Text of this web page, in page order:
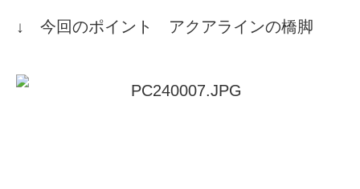
↓ 今回のポイント アクアラインの橋脚